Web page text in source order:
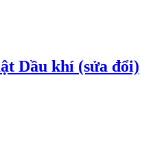
Dầu khí (sửa đổi)